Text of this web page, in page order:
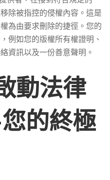
除被指控的侵權內容。這是
為由要求刪除的捷徑。您的
例如您的版權所有權證明、
資訊以及一份善意聲明。
動法律
的終極